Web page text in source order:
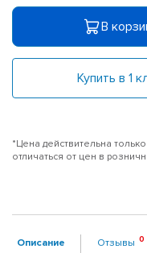
В
Купить в 1
*Цена действительна
отличаться от цен в
Описание Отзывы